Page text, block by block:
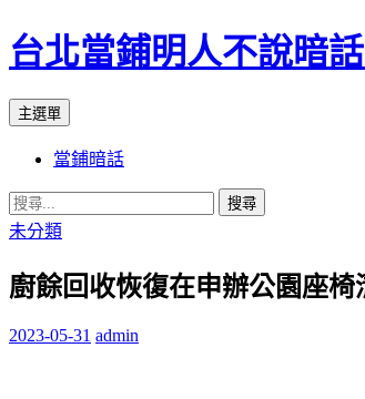
台北當鋪明人不說暗
搜
主選單
內
容
當鋪暗話
搜
尋
鍵
未分類
廚餘回收恢復在申辦公園座
2023-05-31 admin